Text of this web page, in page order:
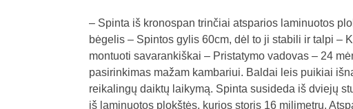
– Spinta iš kronospan trinčiai atsparios laminuotos
bėgelis – Spintos gylis 60cm, dėl to ji stabili ir talpi –
montuoti savarankiškai – Pristatymo vadovas – 24
pasirinkimas mažam kambariui. Baldai leis puikiai
reikalingų daiktų laikymą. Spinta susideda iš dviejų
iš laminuotos plokštės, kurios storis 16 milimetrų.